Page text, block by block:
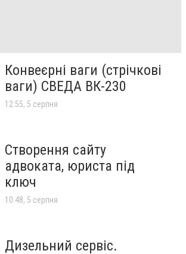
Конвеєрні ваги (стрічкові
ваги) СВЕДА ВК-230
12:55, 5 серпня
Створення сайту
адвоката, юриста під
ключ
10:48, 5 серпня
Дизельний сервіс.